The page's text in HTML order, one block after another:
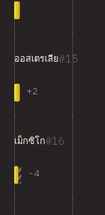
15
ออสเตรเลีย
+2
16
เม็กซิโก
-4